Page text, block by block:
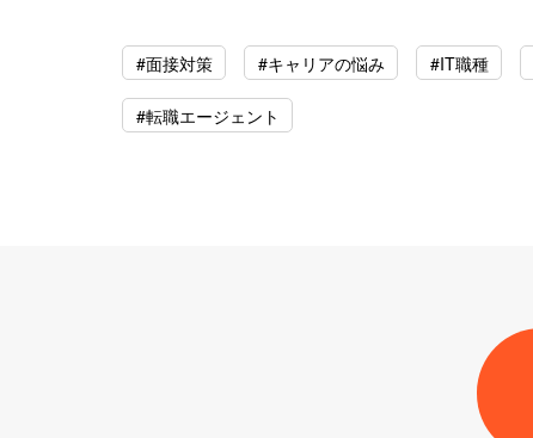
#面接対策 #キャリアの悩み #IT職種
#転職エージェント